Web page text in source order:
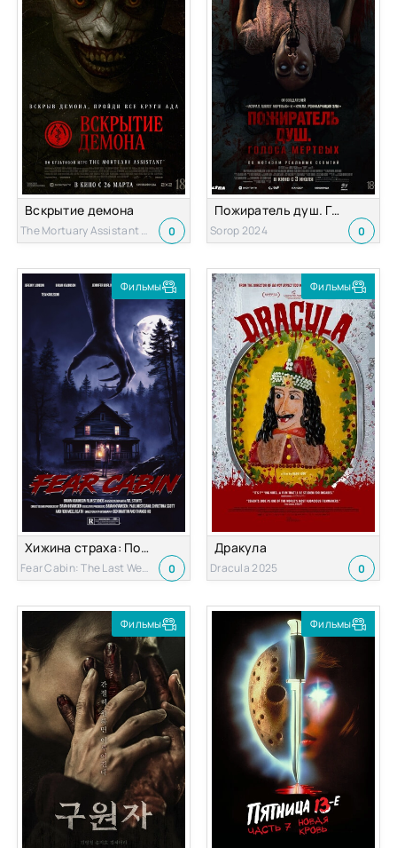
Вскрытие демона
The Mortuary Assistant 2026 0
Пожиратель душ. Голоса мертвых
Sorop 2024 0
Фильмы
Хижина страха: Последние выходные лета
Fear Cabin: The Last Weekend of Summer 2024 0
Фильмы
Дракула
Dracula 2025 0
Фильмы Фильмы